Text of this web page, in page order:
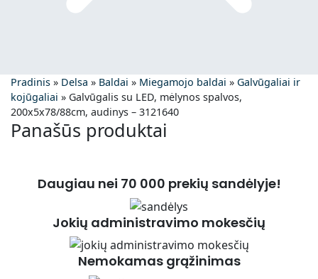
Pradinis » Delsa » Baldai » Miegamojo baldai » Galvūgaliai ir
kojūgaliai » Galvūgalis su LED, mėlynos spalvos,
200x5x78/88cm, audinys – 3121640
Panašūs produktai
Daugiau nei 70 000 prekių sandėlyje!
Jokių administravimo mokesčių
Nemokamas grąžinimas